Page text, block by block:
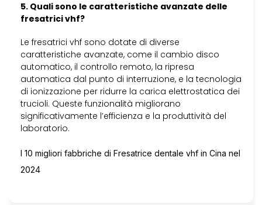
5. Quali sono le caratteristiche avanzate delle
fresatrici vhf?
Le fresatrici vhf sono dotate di diverse
caratteristiche avanzate, come il cambio disco
automatico, il controllo remoto, la ripresa
automatica dal punto di interruzione, e la tecnologia
di ionizzazione per ridurre la carica elettrostatica dei
trucioli. Queste funzionalità migliorano
significativamente l’efficienza e la produttività del
laboratorio.
I 10 migliori fabbriche di Fresatrice dentale vhf in Cina nel
2024